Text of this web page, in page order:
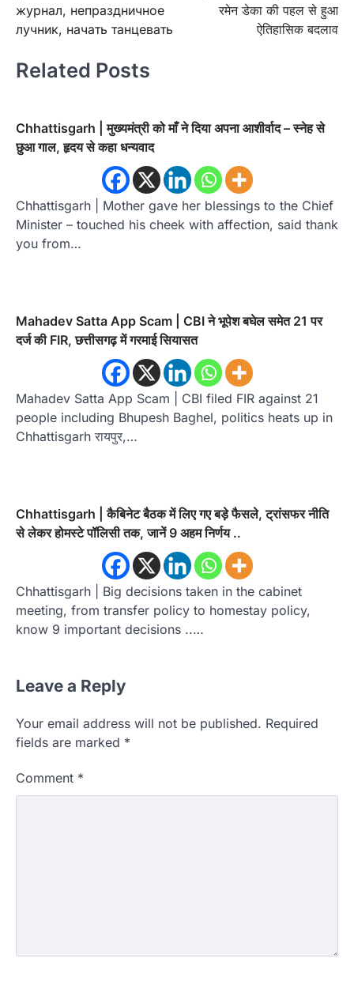
журнал, непраздничное
лучник, начать танцевать
रमेन डेका की पहल से हुआ
ऐतिहासिक बदलाव
Related Posts
Chhattisgarh | मुख्यमंत्री को माँ ने दिया अपना आशीर्वाद – स्नेह से
छुआ गाल, हृदय से कहा धन्यवाद
Chhattisgarh | Mother gave her blessings to the Chief
Minister – touched his cheek with affection, said thank
you from…
Mahadev Satta App Scam | CBI ने भूपेश बघेल समेत 21 पर
दर्ज की FIR, छत्तीसगढ़ में गरमाई सियासत
Mahadev Satta App Scam | CBI filed FIR against 21
people including Bhupesh Baghel, politics heats up in
Chhattisgarh रायपुर,…
Chhattisgarh | कैबिनेट बैठक में लिए गए बड़े फैसले, ट्रांसफर नीति
से लेकर होमस्टे पॉलिसी तक, जानें 9 अहम निर्णय ..
Chhattisgarh | Big decisions taken in the cabinet
meeting, from transfer policy to homestay policy,
know 9 important decisions ..…
Leave a Reply
Your email address will not be published. Required
fields are marked *
Comment *